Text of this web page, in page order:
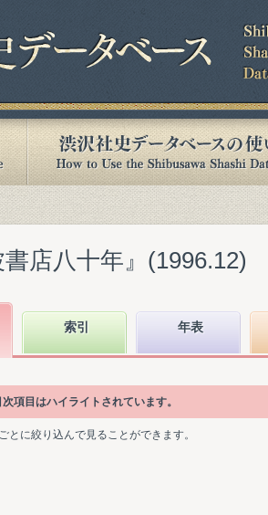
店八十年』(1996.12)
索引 年表
項目はハイライトされています。
に絞り込んで見ることができます。